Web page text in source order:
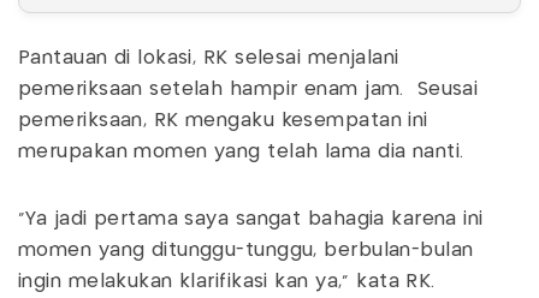
Pantauan di lokasi, RK selesai menjalani
pemeriksaan setelah hampir enam jam. Seusai
pemeriksaan, RK mengaku kesempatan ini
merupakan momen yang telah lama dia nanti.
"Ya jadi pertama saya sangat bahagia karena ini
momen yang ditunggu-tunggu, berbulan-bulan
ingin melakukan klarifikasi kan ya," kata RK.